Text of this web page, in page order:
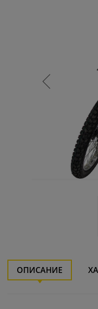
ОПИСАНИЕ